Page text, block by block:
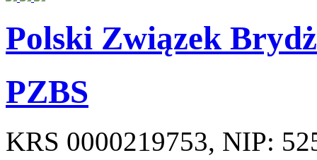
Polski Związek
PZBS
KRS 0000219753, NIP: